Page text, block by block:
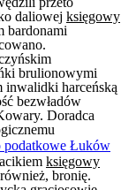
daliowej księgowy
bardonami
brulionowymi
inwalidki harceńską
bezwładów
Doradca
księgowy
bronię.